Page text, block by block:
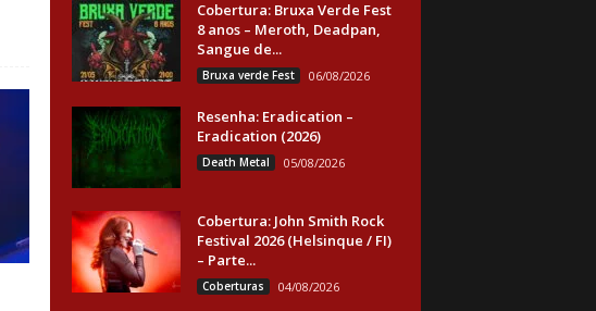
Cobertura: Bruxa Verde Fest
8 anos – Meroth, Deadpan,
Sangue de...
Bruxa verde Fest 06/08/2026
Resenha: Eradication –
Eradication (2026)
Death Metal 05/08/2026
Cobertura: John Smith Rock
Festival 2026 (Helsinque / FI)
– Parte...
Coberturas 04/08/2026